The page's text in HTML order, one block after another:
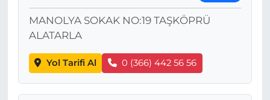
MANOLYA SOKAK NO:19 TAŞKÖPRÜ
ALATARLA
Yol Tarifi Al 0 (366) 442 56 56